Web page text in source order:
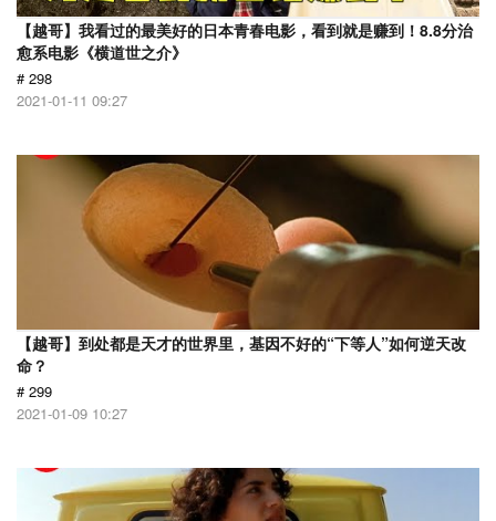
【越哥】我看过的最美好的日本青春电影，看到就是赚到！8.8分治
愈系电影《横道世之介》
# 298
2021-01-11 09:27
【越哥】到处都是天才的世界里，基因不好的“下等人”如何逆天改
命？
# 299
2021-01-09 10:27